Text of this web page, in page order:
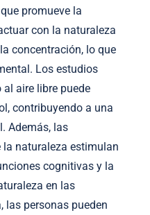
promueve la
con la naturaleza
concentración, lo que
Los estudios
aire libre puede
contribuyendo a una
Además, las
la naturaleza estimulan
cognitivas y la
en las
las personas pueden